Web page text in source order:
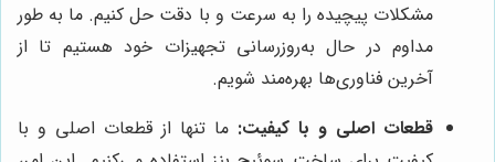
مشکلات پیچیده را به سرعت و با دقت حل کنیم. ما به طور
مداوم در حال به‌روزرسانی تجهیزات خود هستیم تا از
آخرین فناوری‌ها بهره‌مند شویم.
قطعات اصلی و با کیفیت: ما تنها از قطعات اصلی و با